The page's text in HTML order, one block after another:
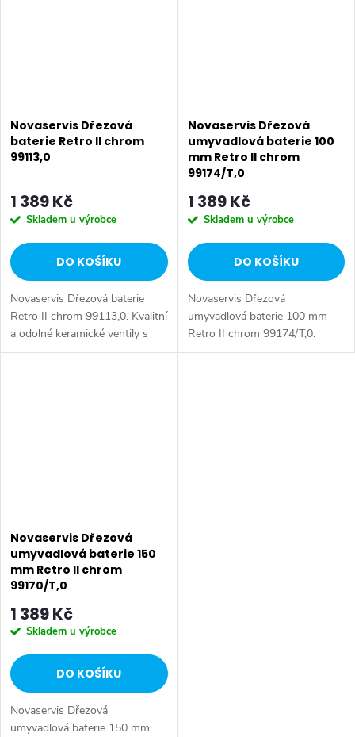
Novaservis Dřezová
baterie Retro II chrom
99113,0
1 389 Kč
Skladem u výrobce
DO KOŠÍKU
Novaservis Dřezová baterie
Retro II chrom 99113,0. Kvalitní
a odolné keramické ventily s
prodlouženou zárukou 5 let.
Novaservis Dřezová
umyvadlová baterie 100
mm Retro II chrom
99174/T,0
1 389 Kč
Skladem u výrobce
DO KOŠÍKU
Novaservis Dřezová
umyvadlová baterie 100 mm
Retro II chrom 99174/T,0.
Kvalitní a odolné keramické
Novaservis Dřezová
umyvadlová baterie 150
mm Retro II chrom
99170/T,0
1 389 Kč
Skladem u výrobce
DO KOŠÍKU
Novaservis Dřezová
umyvadlová baterie 150 mm